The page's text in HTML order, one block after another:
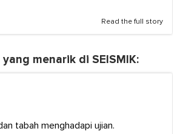
Read the full story
menarik di SEISMIK:
tabah menghadapi ujian.